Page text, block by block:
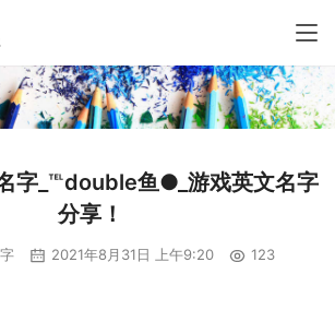
字_℡double鱼●_游戏英文名字
分享！
2021年8月31日 上午9:20 123